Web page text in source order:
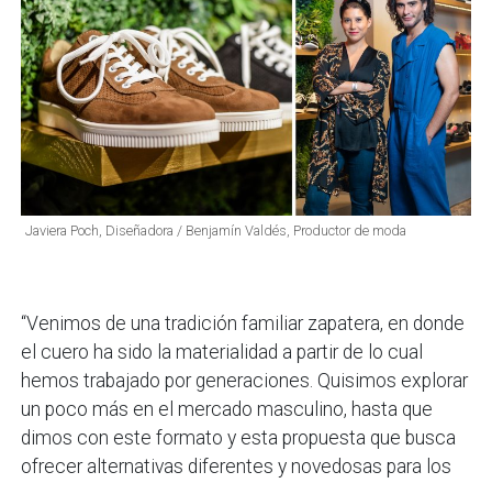
Javiera Poch, Diseñadora / Benjamín Valdés, Productor de moda
“Venimos de una tradición familiar zapatera, en donde
el cuero ha sido la materialidad a partir de lo cual
hemos trabajado por generaciones. Quisimos explorar
un poco más en el mercado masculino, hasta que
dimos con este formato y esta propuesta que busca
ofrecer alternativas diferentes y novedosas para los